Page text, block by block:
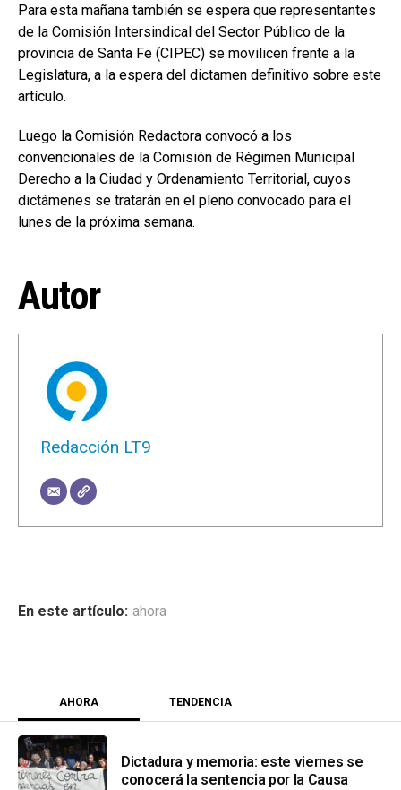
Para esta mañana también se espera que representantes
de la Comisión Intersindical del Sector Público de la
provincia de Santa Fe (CIPEC) se movilicen frente a la
Legislatura, a la espera del dictamen definitivo sobre este
artículo.
Luego la Comisión Redactora convocó a los
convencionales de la Comisión de Régimen Municipal
Derecho a la Ciudad y Ordenamiento Territorial, cuyos
dictámenes se tratarán en el pleno convocado para el
lunes de la próxima semana.
Autor
Redacción LT9
ahora
AHORA TENDENCIA
Dictadura y memoria: este viernes se
conocerá la sentencia por la Causa